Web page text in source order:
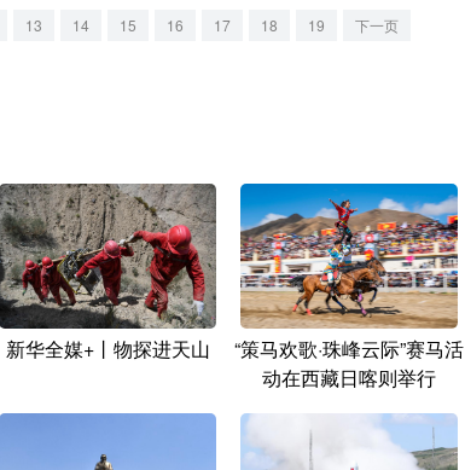
13 14 15 16 17 18 19 下一页
新华全媒+丨物探进天山
“策马欢歌·珠峰云际”赛马活
动在西藏日喀则举行